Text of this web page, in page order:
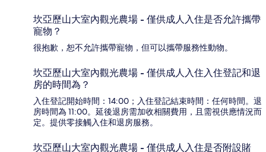
坎亞歷山大室內觀光農場 - 僅供成人入住是否允許攜帶
寵物？
很抱歉，恕不允許攜帶寵物，但可以攜帶服務性動物。
坎亞歷山大室內觀光農場 - 僅供成人入住入住登記和退
房的時間為？
入住登記開始時間：14:00；入住登記結束時間：任何時間。退
房時間為 11:00。延後退房需加收相關費用，且需視供應情況而
定。提供零接觸入住和退房服務。
坎亞歷山大室內觀光農場 - 僅供成人入住是否附設賭